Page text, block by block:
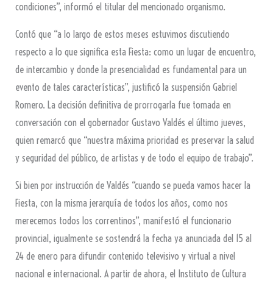
condiciones”, informó el titular del mencionado organismo.
Contó que “a lo largo de estos meses estuvimos discutiendo
respecto a lo que significa esta Fiesta: como un lugar de encuentro,
de intercambio y donde la presencialidad es fundamental para un
evento de tales características”, justificó la suspensión Gabriel
Romero. La decisión definitiva de prorrogarla fue tomada en
conversación con el gobernador Gustavo Valdés el último jueves,
quien remarcó que “nuestra máxima prioridad es preservar la salud
y seguridad del público, de artistas y de todo el equipo de trabajo”.
Si bien por instrucción de Valdés “cuando se pueda vamos hacer la
Fiesta, con la misma jerarquía de todos los años, como nos
merecemos todos los correntinos”, manifestó el funcionario
provincial, igualmente se sostendrá la fecha ya anunciada del 15 al
24 de enero para difundir contenido televisivo y virtual a nivel
nacional e internacional. A partir de ahora, el Instituto de Cultura